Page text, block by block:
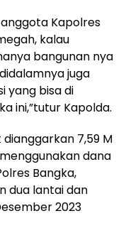
Kapolres
kalau
bangunan nya
juga
yang bisa di
ini,”tutur Kapolda.
7,59 M
dana
Bangka,
dua lantai dan
2023